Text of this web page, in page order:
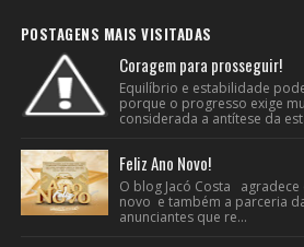
POSTAGENS MAIS VISITADAS
Coragem para prosseguir!
Equilíbrio e estabilidade
porque o progresso exige
considerada a antítese da
Feliz Ano Novo!
O blog Jacó Costa
novo e também a parceria
anunciantes que re...